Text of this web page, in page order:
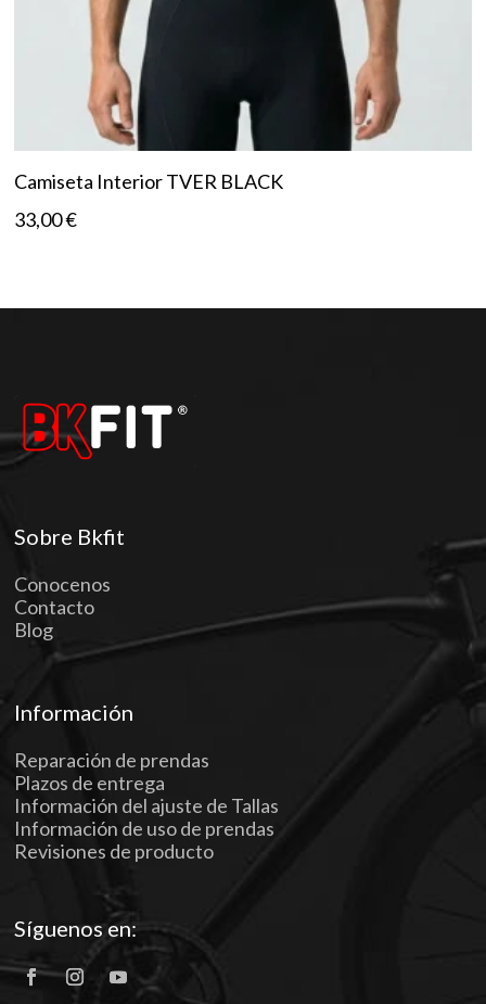
Camiseta Interior TVER BLACK
33,00€
Sobre Bkfit
Conocenos
Contacto
Blog
Información
Reparación de prendas
Plazos de entrega
Información del ajuste de Tallas
Información de uso de prendas
Revisiones de producto
Síguenos en: